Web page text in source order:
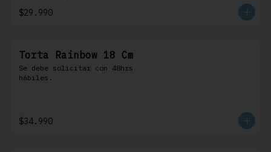
coco, cubierta con buttercream
$29.990
Torta Rainbow 18 Cm
Se debe solicitar con 48hrs
hábiles.
$34.990